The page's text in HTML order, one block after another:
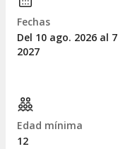
Fechas
Del 10 ago. 2026 al 7
2027
Edad mínima
12